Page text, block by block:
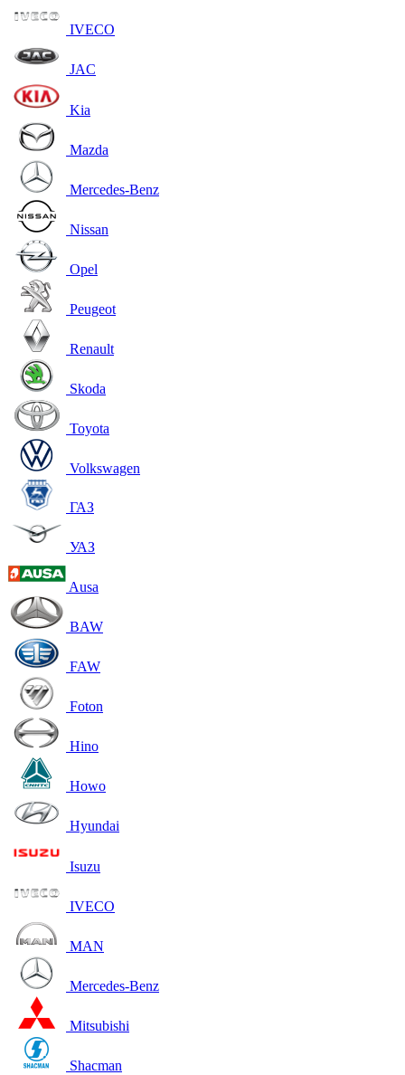
IVECO
JAC
Kia
Mazda
Mercedes-Benz
Nissan
Opel
Peugeot
Renault
Skoda
Toyota
Volkswagen
ГАЗ
УАЗ
Ausa
BAW
FAW
Foton
Hino
Howo
Hyundai
Isuzu
IVECO
MAN
Mercedes-Benz
Mitsubishi
Shacman